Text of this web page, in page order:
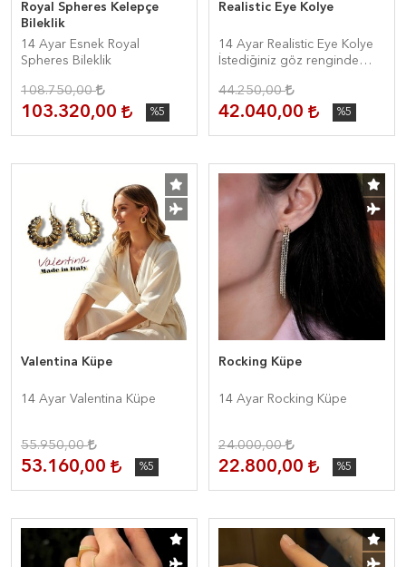
Royal Spheres Kelepçe
Bileklik
14 Ayar Esnek Royal
Spheres Bileklik
108.750,00
103.320,00 %5
Realistic Eye Kolye
14 Ayar Realistic Eye Kolye
İstediğiniz göz renginde
44.250,00
42.040,00 %5
Valentina Küpe
14 Ayar Valentina Küpe
55.950,00
53.160,00 %5
Rocking Küpe
14 Ayar Rocking Küpe
24.000,00
22.800,00 %5